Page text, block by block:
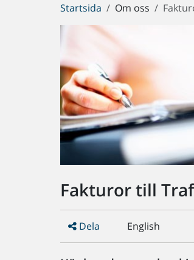
Du
är
Startsida Om oss
Fakturor till
Dela English